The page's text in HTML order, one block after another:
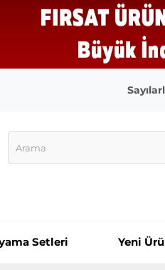
Setleri Yeni